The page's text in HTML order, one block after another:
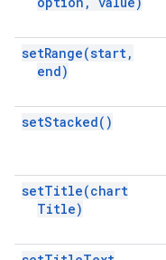
setRange(start,
end)
setStacked( )
setTitle(chart
Title)